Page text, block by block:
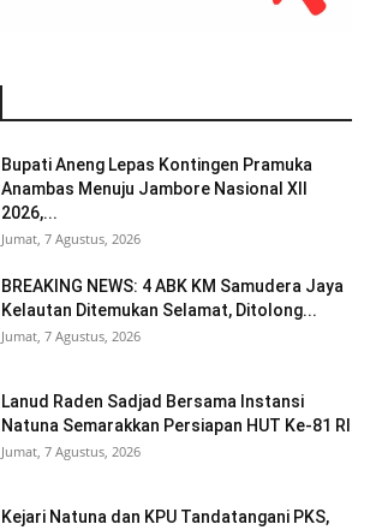
Bupati Aneng Lepas Kontingen Pramuka
Anambas Menuju Jambore Nasional XII
2026,...
Jumat, 7 Agustus, 2026
BREAKING NEWS: 4 ABK KM Samudera Jaya
Kelautan Ditemukan Selamat, Ditolong...
Jumat, 7 Agustus, 2026
Lanud Raden Sadjad Bersama Instansi
Natuna Semarakkan Persiapan HUT Ke-81 RI
Jumat, 7 Agustus, 2026
Kejari Natuna dan KPU Tandatangani PKS,